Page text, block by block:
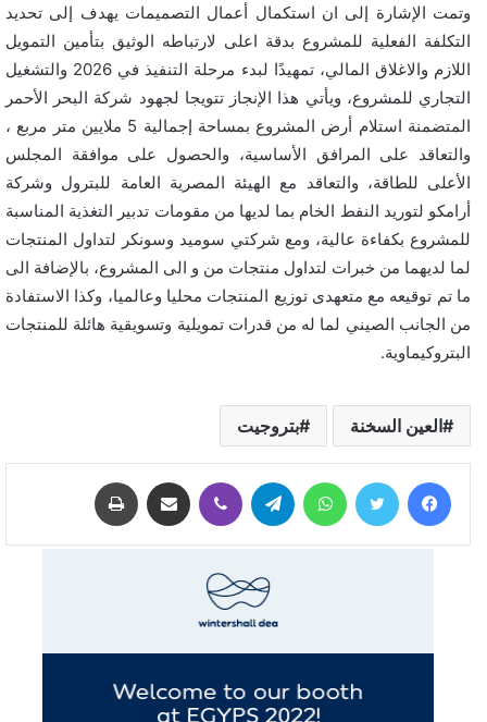
وتمت الإشارة إلى ان استكمال أعمال التصميمات يهدف إلى تحديد
التكلفة الفعلية للمشروع بدقة اعلى لارتباطه الوثيق بتأمين التمويل
اللازم والاغلاق المالي، تمهيدًا لبدء مرحلة التنفيذ في 2026 والتشغيل
التجاري للمشروع، ويأتي هذا الإنجاز تتويجا لجهود شركة البحر الأحمر
المتضمنة استلام أرض المشروع بمساحة إجمالية 5 ملايين متر مربع ،
والتعاقد على المرافق الأساسية، والحصول على موافقة المجلس
الأعلى للطاقة، والتعاقد مع الهيئة المصرية العامة للبترول وشركة
أرامكو لتوريد النفط الخام بما لديها من مقومات تدبير التغذية المناسبة
للمشروع بكفاءة عالية، ومع شركتي سوميد وسونكر لتداول المنتجات
لما لديهما من خبرات لتداول منتجات من و الى المشروع، بالإضافة الى
ما تم توقيعه مع متعهدى توزيع المنتجات محليا وعالميا، وكذا الاستفادة
من الجانب الصيني لما له من قدرات تمويلية وتسويقية هائلة للمنتجات
البتروكيماوية.
العين السخنة بتروجيت
فيسبوك تويتر واتساب تيلقرام ڤايبر مشاركة عبر البريد